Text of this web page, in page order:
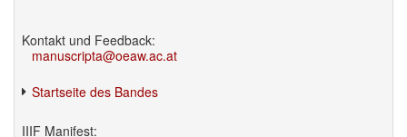
Kontakt und Feedback:
manuscripta@oeaw.ac.at
Startseite des Bandes
IIIF Manifest: